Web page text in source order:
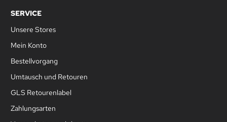
SERVICE
Unsere Stores
Mein Konto
Bestellvorgang
Umtausch und Retouren
GLS Retourenlabel
Zahlungsarten